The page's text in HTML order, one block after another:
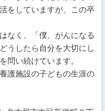
をしていますが、この卒
なく、「僕、がんになる
うしたら自分を大切にし
問い続けています。
護施設の子どもの生涯の